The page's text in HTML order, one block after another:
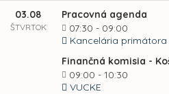
03.08
ŠTVRTOK
Pracovná agenda
07:30 - 09:00
Kancelária primátora
Finančná komisia -
09:00 - 10:30
VUCKE